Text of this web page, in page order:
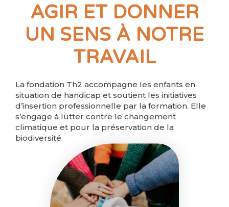
AGIR ET DONNER
UN SENS À NOTRE
TRAVAIL
La fondation Th2 accompagne les enfants en
situation de handicap et soutient les initiatives
d’insertion professionnelle par la formation. Elle
s’engage à lutter contre le changement
climatique et pour la préservation de la
biodiversité.